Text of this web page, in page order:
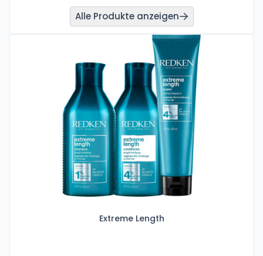
Alle Produkte anzeigen
Extreme Length